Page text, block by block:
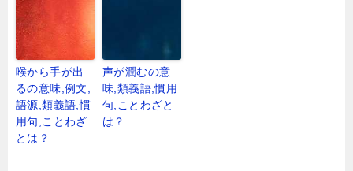
喉から手が出
るの意味,例文,
語源,類義語,慣
用句,ことわざ
とは？
声が潤むの意
味,類義語,慣用
句,ことわざと
は？